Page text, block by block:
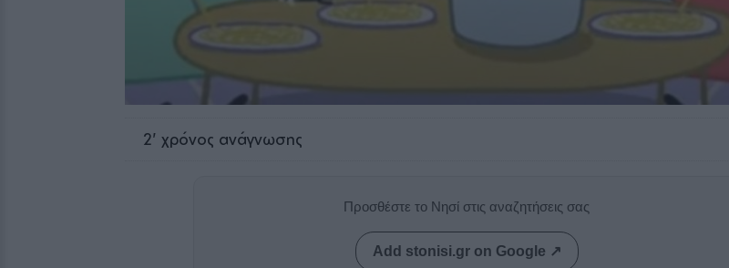
2' χρόνος ανάγνωσης
Προσθέστε το Νησί στις αναζητήσεις σας
Add stonisi.gr on Google ↗